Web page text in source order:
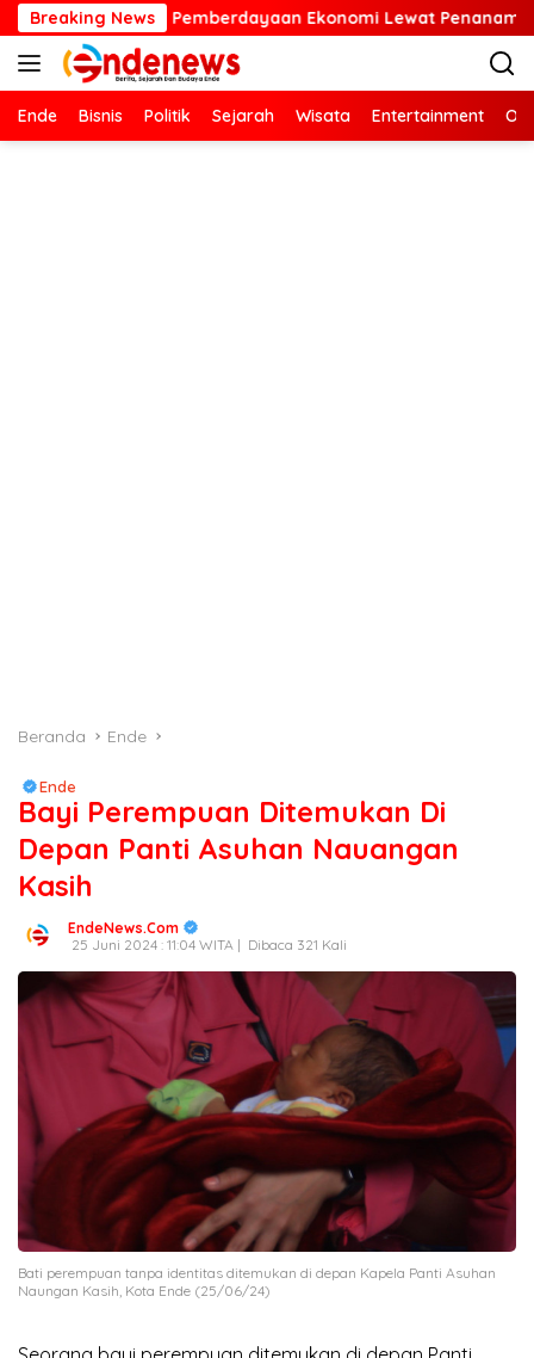
Langsung
ke
konten
Breaking News
Ekonomi Lewat Penanaman Bibit Kopi Kartini
Ende Bisnis Politik Sejarah Wisata Entertainment
Beranda Ende
Ende
Bayi Perempuan Ditemukan Di
Depan Panti Asuhan Nauangan
Kasih
EndeNews.Com
25 Juni 2024 : 11:04 WITA | Dibaca 321 Kali
Bati perempuan tanpa identitas ditemukan di depan Kapela Panti Asuhan
Naungan Kasih, Kota Ende (25/06/24)